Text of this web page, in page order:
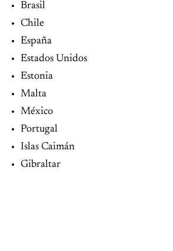
Brasil
Chile
España
Estados Unidos
Estonia
Malta
México
Portugal
Islas Caimán
Gibraltar